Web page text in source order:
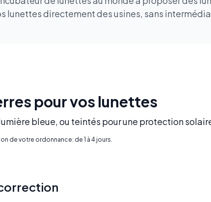
lunettes directement des usines, sans
pour vos lunettes
bleue, ou teintés pour une protection
de votre ordonnance: de 1 à 4 jours.